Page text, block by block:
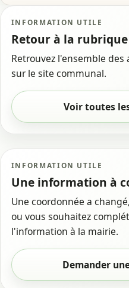
INFORMATION UTILE
Retour à la rubrique
Retrouvez l'ensemble
sur le site communal.
Voir toutes
INFORMATION UTILE
Une information à
Une coordonnée a
ou vous souhaitez
l'information à la mairie.
Demander